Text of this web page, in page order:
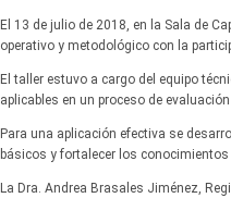
El 13 de julio de 2018, en la Sala de
operativo y metodológico con la
El taller estuvo a cargo del equipo
aplicables en un proceso de
Para una aplicación efectiva se
básicos y fortalecer los
La Dra. Andrea Brasales Jiménez,